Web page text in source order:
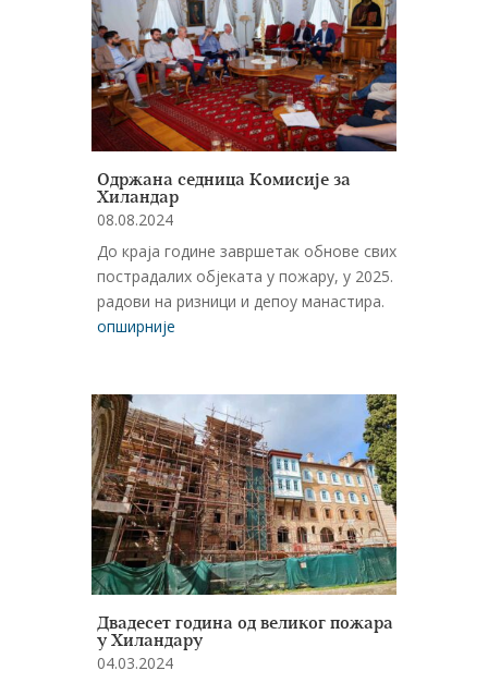
Одржана седница Комисије за
Хиландар
08.08.2024
До краја године завршетак обнове свих
пострадалих објеката у пожару, у 2025.
радови на ризници и депоу манастира.
опширније
Двадесет година од великог пожара
у Хиландару
04.03.2024